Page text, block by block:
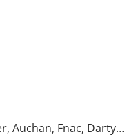
Auchan, Fnac, Darty…